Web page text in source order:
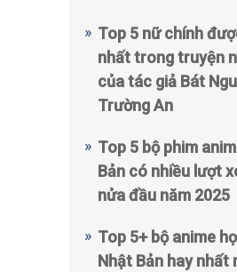
Top 5 nữ chính
nhất trong truyện
của tác giả Bát
Trường An
Top 5 bộ phim
Bản có nhiều lượt
nửa đầu năm 2025
Top 5+ bộ anime
Nhật Bản hay nhất